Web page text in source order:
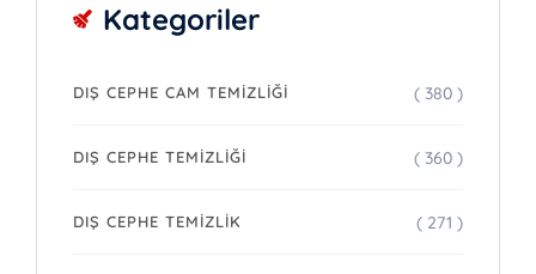
Kategoriler
DIŞ CEPHE CAM TEMIZLIĞI ( 380 )
DIŞ CEPHE TEMIZLIĞI ( 360 )
DIŞ CEPHE TEMIZLIK ( 271 )